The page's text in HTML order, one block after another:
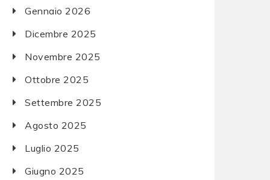
Gennaio 2026
Dicembre 2025
Novembre 2025
Ottobre 2025
Settembre 2025
Agosto 2025
Luglio 2025
Giugno 2025